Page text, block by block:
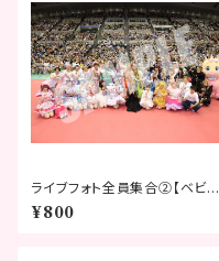
ライブフォト全員集合②【ベビタ
ピフェスティバル2026】
¥800